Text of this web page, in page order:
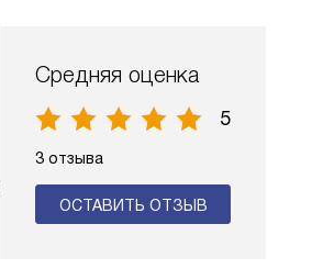
Средняя оценка
5
3 отзыва
ОСТАВИТЬ ОТЗЫВ